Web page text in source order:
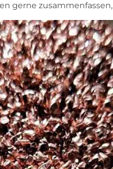
gerne